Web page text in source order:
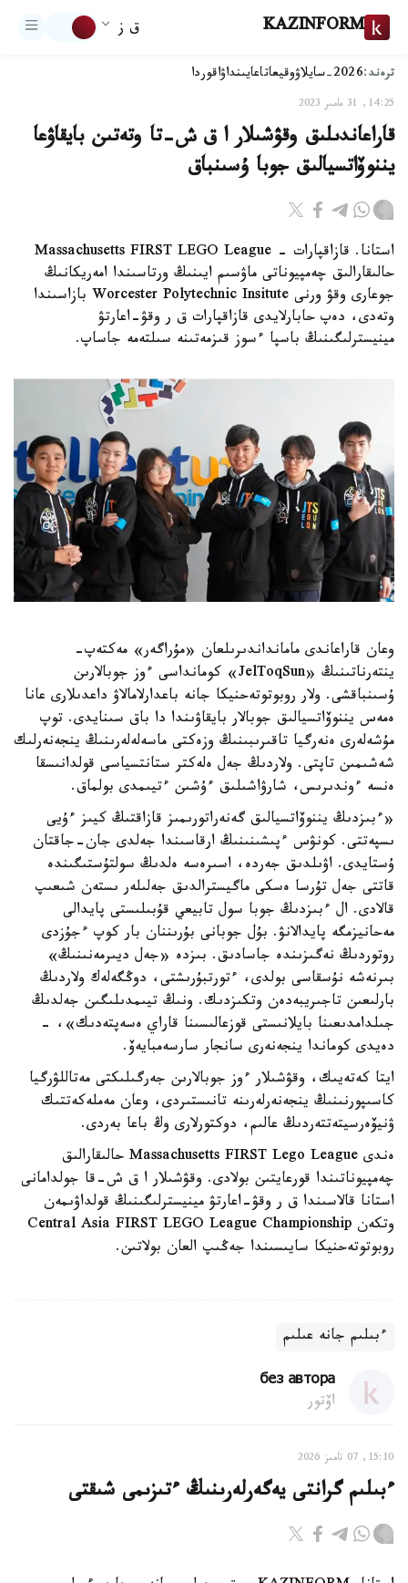
KAZINFORM ق ز
ترەند:2026-سايلاۋ وقيعاتاعايىنداۋاقوردا
14:25, 31 مامىر 2023
قاراعاندىلىق وقۋشىلار ا ق ش-تا وتەتىن بايقاۋعا
يننوۆاتسيالىق جوبا ۇسىنباق
استانا. قازاقپارات - Massachusetts FIRST LEGO League
حالىقارالىق چەمپيوناتى ماۋسىم ايىنىڭ ورتاسىندا امەريكانىڭ
جوعارى وقۋ ورنى Worcester Polytechnic Insitute بازاسىندا
وتەدى، دەپ حابارلايدى قازاقپارات ق ر وقۋ-اعارتۋ
مينيسترلىگىنىڭ باسپا ءسوز قىزمەتىنە سىلتەمە جاساپ.
وعان قاراعاندى مامانداندىرىلعان «مۇراگەر» مەكتەپ-
ينتەرناتىنىڭ «JelToqSun» كومانداسى ءوز جوبالارىن
ۇسىنباقشى. ولار روبوتوتەحنيكا جانە باعدارلامالاۋ داعدىلارى عانا
ەمەس يننوۆاتسيالىق جوبالار بايقاۋىندا دا باق سىنايدى. توپ
مۇشەلەرى ەنەرگيا تاقىرىبىنىڭ وزەكتى ماسەلەلەرىنىڭ ينجەنەرلىك
شەشىمىن تاپتى. ولاردىڭ جەل ەلەكتر ستانتسياسى قولدانىسقا
ەنسە ءوندىرىس، شارۋاشىلىق ءۇشىن ءتيىمدى بولماق.
«ءبىزدىڭ يننوۆاتسيالىق گەنەراتورىمىز قازاقتىڭ كيىز ءۇيى
ىسپەتتى. كونۋس ءپىشىنىنىڭ ارقاسىندا جەلدى جان-جاقتان
ۇستايدى. اۋىلدىق جەردە، اسىرەسە ەلدىڭ سولتۇستىگىندە
قاتتى جەل تۇرسا ەسكى ماگيسترالدىق جەلىلەر ىستەن شىعىپ
قالادى. ال ءبىزدىڭ جوبا سول تابيعي قۇبىلىستى پايدالى
مەحانيزمگە پايدالانۋ. بۇل جوبانى بۇرىننان بار كوپ ءجۇزدى
روتوردىڭ نەگىزىندە جاسادىق. بىزدە «جەل ديىرمەنىنىڭ»
بىرنەشە نۇسقاسى بولدى، ءتورتبۇرىشتى، دوڭگەلەك ولاردىڭ
بارلىعىن تاجىريبەدەن وتكىزدىك. ونىڭ تيىمدىلىگىن جەلدىڭ
جىلدامدىعىنا بايلانىستى قوزعالىسىنا قاراي ەسەپتەدىك»، -
دەيدى كوماندا ينجەنەرى سانجار سارسەمبايەۆ.
ايتا كەتەيىك، وقۋشىلار ءوز جوبالارىن جەرگىلىكتى مەتاللۋرگيا
كاسىپورنىنىڭ ينجەنەرلەرىنە تانىستىردى، وعان مەملەكەتتىك
ۋنيۆەرسيتەتتەردىڭ عالىم، دوكتورلارى وڭ باعا بەردى.
ەندى Massachusetts FIRST Lego League حالىقارالىق
چەمپيوناتىندا قورعايتىن بولادى. وقۋشىلار ا ق ش-قا جولدامانى
استانا قالاسىندا ق ر وقۋ-اعارتۋ مينيسترلىگىنىڭ قولداۋىمەن
وتكەن Central Asia FIRST LEGO League Championship
روبوتوتەحنيكا سايىسىندا جەڭىپ العان بولاتىن.
ءبىلىم جانە عىلىم
без автора
اۆتور
15:10, 07 تامىز 2026
ءبىلىم گرانتى يەگەرلەرىنىڭ ءتىزىمى شىقتى